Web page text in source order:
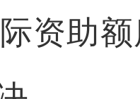
资助